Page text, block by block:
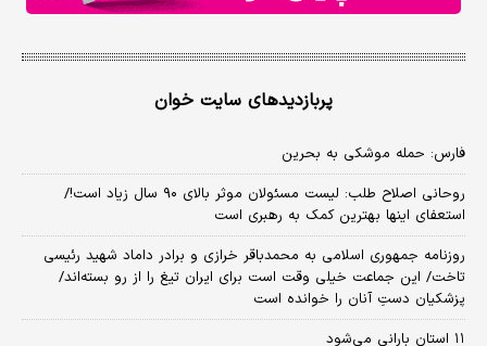
پربازدیدهای سایت خوان
فارس: حمله موشکی به بحرین
روحانی اصلاح طلب: ‌لیست مسئولان موثر بالای ۹۰ سال زیاد است!/
استعفای اینها بهترین کمک به رهبری است
روزنامه جمهوری اسلامی به محمدباقر خرازی و برادر داماد شهید رئیسی
تاخت/ این جماعت خیلی وقت است برای ایران تیغ را از رو بسته‌اند/
پزشکیان دستِ آنان را خوانده است
۱۱ استان بارانی می‌شود